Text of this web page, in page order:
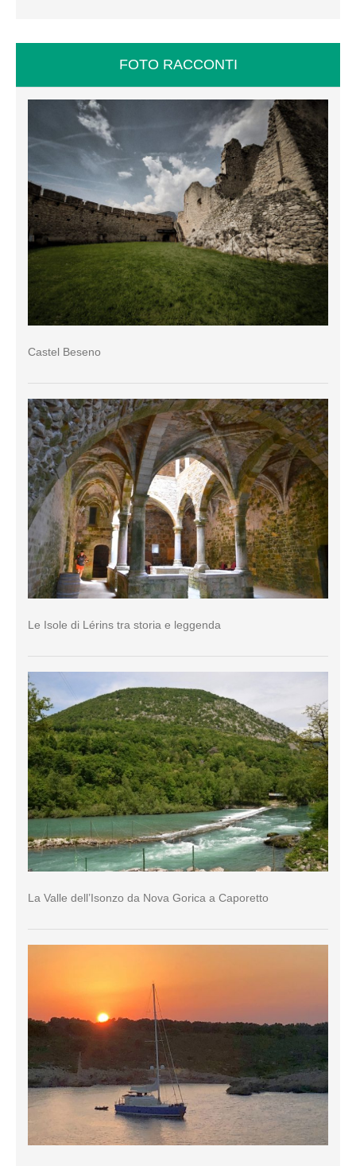
FOTO RACCONTI
Castel Beseno
Le Isole di Lérins tra storia e leggenda
La Valle dell’Isonzo da Nova Gorica a Caporetto